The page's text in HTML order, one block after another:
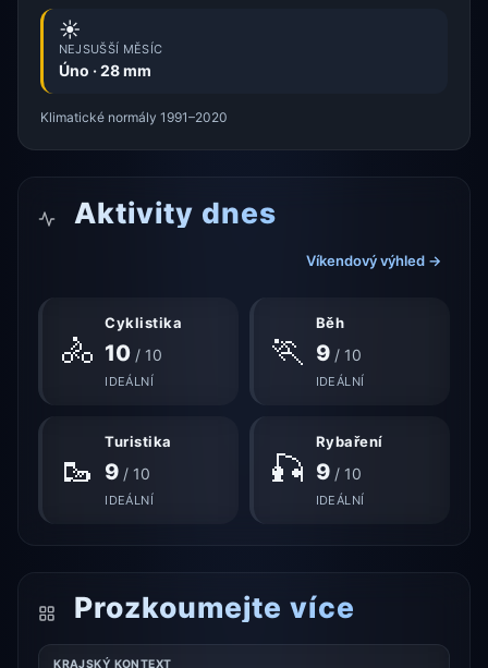
☀️
NEJSUŠŠÍ MĚSÍC
Úno · 28 mm
Klimatické normály 1991–2020
Aktivity dnes
Víkendový výhled →
🚴
Cyklistika
10 / 10
IDEÁLNÍ
🏃
Běh
9/ 10
IDEÁLNÍ
🥾
Turistika
9 / 10
IDEÁLNÍ
🎣
Rybaření
9/ 10
IDEÁLNÍ
Prozkoumejte více
KRAJSKÝ KONTEXT